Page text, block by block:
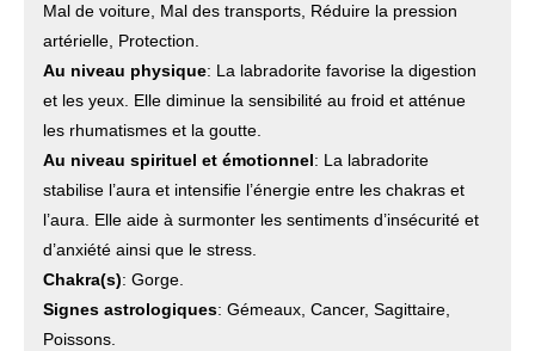
Mal de voiture, Mal des transports, Réduire la pression
artérielle, Protection.
Au niveau physique: La labradorite favorise la digestion
et les yeux. Elle diminue la sensibilité au froid et atténue
les rhumatismes et la goutte.
Au niveau spirituel et émotionnel: La labradorite
stabilise l’aura et intensifie l’énergie entre les chakras et
l’aura. Elle aide à surmonter les sentiments d’insécurité et
d’anxiété ainsi que le stress.
Chakra(s): Gorge.
Signes astrologiques: Gémeaux, Cancer, Sagittaire,
Poissons.